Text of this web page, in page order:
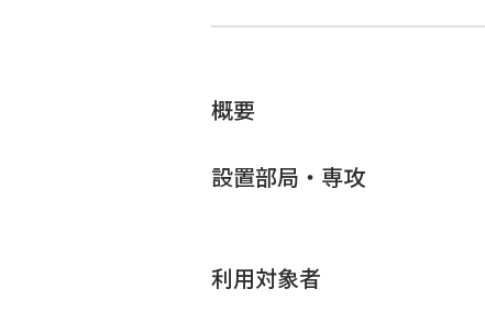
概要
設置部局・専攻
利用対象者